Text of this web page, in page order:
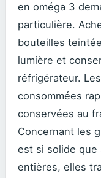
en oméga 3
particulière.
bouteilles
lumière et
réfrigérateur.
consommées
conservées au
Concernant les
est si solide que
entières, elles